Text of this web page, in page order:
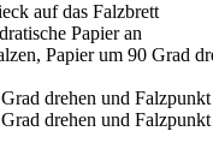
auf das Falzbrett
Papier an
Papier um 90 Grad
drehen und
drehen und